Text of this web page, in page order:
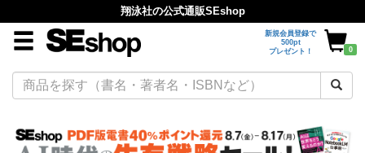
翔泳社の公式通販SEshop
新規会員登録で
500pt
プレゼント！
0